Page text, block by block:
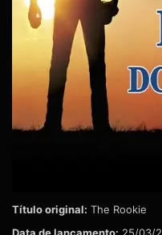
Título original: The Rookie